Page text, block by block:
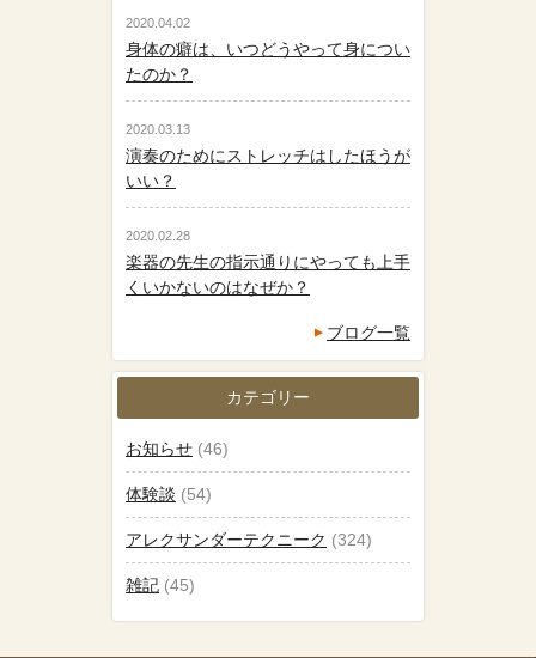
2020.04.02
身体の癖は、いつどうやって身につい
たのか？
2020.03.13
演奏のためにストレッチはしたほうが
いい？
2020.02.28
楽器の先生の指示通りにやっても上手
くいかないのはなぜか？
ブログ一覧
カテゴリー
お知らせ (46)
体験談 (54)
アレクサンダーテクニーク (324)
雑記 (45)